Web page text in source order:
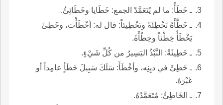
ـ خَطَأُ: ما لم يُتَعَمَّدْ الجمع: خَطَايا وخَطَائِئُ.
ـ خَطَّأَهُ تَخْطِئَةً وتَخْطِيئاً: قال له: أخْطَأْتَ، وخَطِئَ
يَخْطَأُ خِطْئاً وخِطْأَةً.
ـ خَطِيئَةُ: النَّبْذُ اليَسِيرُ من كُلِّ شَيْءٍ.
ـ خَطِئَ في ديِنِه، وأخْطَأَ: سَلَكَ سَبِيلَ خَطَأٍ عامِداً أو
غَيْرَهُ.
ـ الخَاطِئُ: مُتَعَمَّدُهُ.